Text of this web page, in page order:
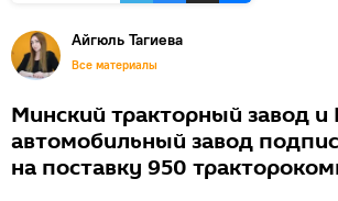
Айгюль Тагиева
Все материалы
Минский тракторный завод и
автомобильный завод
на поставку 950